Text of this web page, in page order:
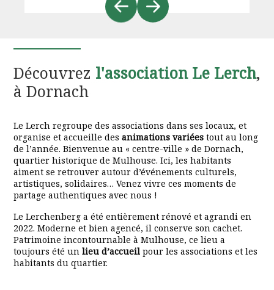
Découvrez l'association Le Lerch,
à Dornach
Le Lerch regroupe des associations dans ses locaux, et
organise et accueille des animations variées tout au long
de l’année. Bienvenue au « centre-ville » de Dornach,
quartier historique de Mulhouse. Ici, les habitants
aiment se retrouver autour d’événements culturels,
artistiques, solidaires… Venez vivre ces moments de
partage authentiques avec nous !
Le Lerchenberg a été entièrement rénové et agrandi en
2022. Moderne et bien agencé, il conserve son cachet.
Patrimoine incontournable à Mulhouse, ce lieu a
toujours été un lieu d’accueil pour les associations et les
habitants du quartier.